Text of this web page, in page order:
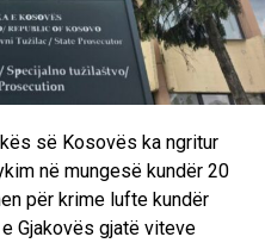
së Kosovës ka ngritur
në mungesë kundër 20
për krime lufte kundër
Gjakovës gjatë viteve